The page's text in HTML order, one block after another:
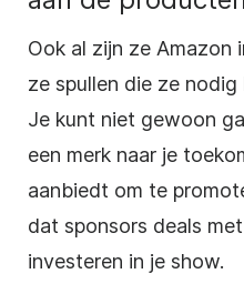
Ook al zijn ze Amazon
ze spullen die ze
Je kunt niet gewoon
een merk naar je
aanbiedt om te
dat sponsors deals
investeren in je show.